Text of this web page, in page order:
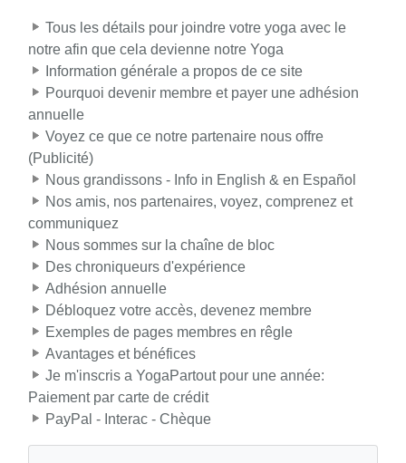
Tous les détails pour joindre votre yoga avec le
notre afin que cela devienne notre Yoga
Information générale a propos de ce site
Pourquoi devenir membre et payer une adhésion
annuelle
Voyez ce que ce notre partenaire nous offre
(Publicité)
Nous grandissons - Info in English & en Español
Nos amis, nos partenaires, voyez, comprenez et
communiquez
Nous sommes sur la chaîne de bloc
Des chroniqueurs d'expérience
Adhésion annuelle
Débloquez votre accès, devenez membre
Exemples de pages membres en rêgle
Avantages et bénéfices
Je m'inscris a YogaPartout pour une année:
Paiement par carte de crédit
PayPal - Interac - Chèque